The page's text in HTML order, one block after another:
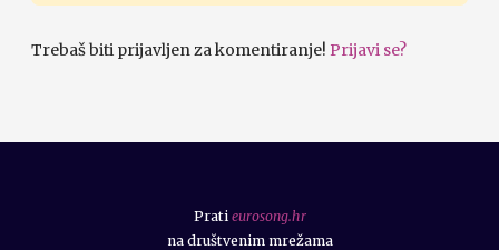
Trebaš biti prijavljen za komentiranje! Prijavi se?
Prati eurosong.hr
na društvenim mrežama